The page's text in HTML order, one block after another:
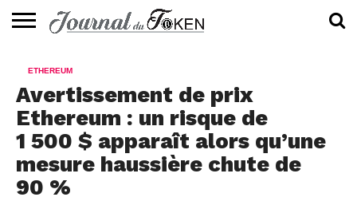
📰
EVALUATION
GUIDE
TENDANCES
À
CONTACTEZ-
ETHEREUM
Avertissement de prix
Ethereum : un risque de
1 500 $ apparaît alors qu’une
mesure haussière chute de
90 %